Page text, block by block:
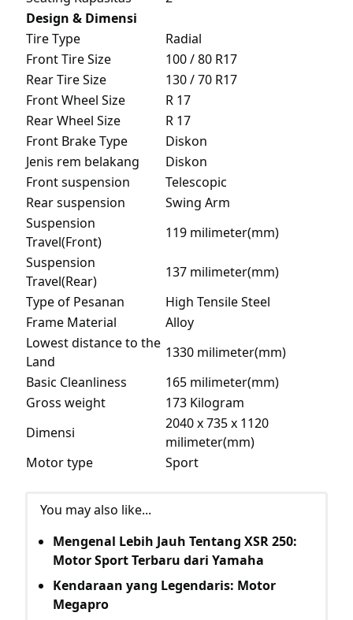
Design & Dimensi
Tire Type
Radial
Front Tire Size
100 / 80 R17
Rear Tire Size
130 / 70 R17
Front Wheel Size
R 17
Rear Wheel Size
R 17
Front Brake Type
Diskon
Jenis rem belakang
Diskon
Front suspension
Telescopic
Rear suspension
Swing Arm
Suspension
Travel(Front)
119 milimeter(mm)
Suspension
Travel(Rear)
137 milimeter(mm)
Type of Pesanan
High Tensile Steel
Frame Material
Alloy
Lowest distance to the
Land
1330 milimeter(mm)
Basic Cleanliness
165 milimeter(mm)
Gross weight
173 Kilogram
Dimensi
2040 x 735 x 1120
milimeter(mm)
Motor type
Sport
You may also like...
Mengenal Lebih Jauh Tentang XSR 250:
Motor Sport Terbaru dari Yamaha
Kendaraan yang Legendaris: Motor
Megapro